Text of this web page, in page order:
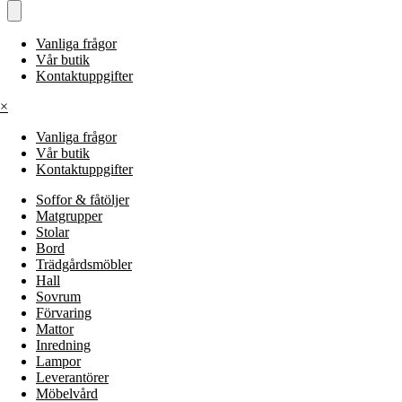
Vanliga frågor
Vår butik
Kontaktuppgifter
×
Vanliga frågor
Vår butik
Kontaktuppgifter
Soffor & fåtöljer
Matgrupper
Stolar
Bord
Trädgårdsmöbler
Hall
Sovrum
Förvaring
Mattor
Inredning
Lampor
Leverantörer
Möbelvård